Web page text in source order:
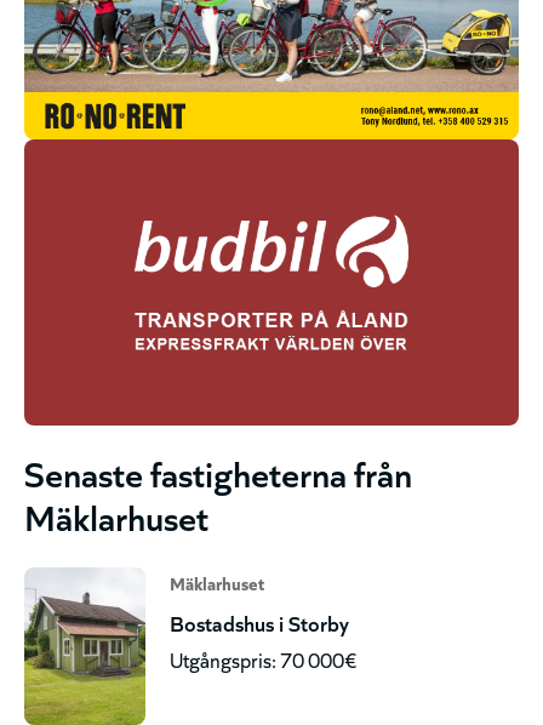
Senaste fastigheterna från
Mäklarhuset
Mäklarhuset
Bostadshus i Storby
Utgångspris: 70 000€